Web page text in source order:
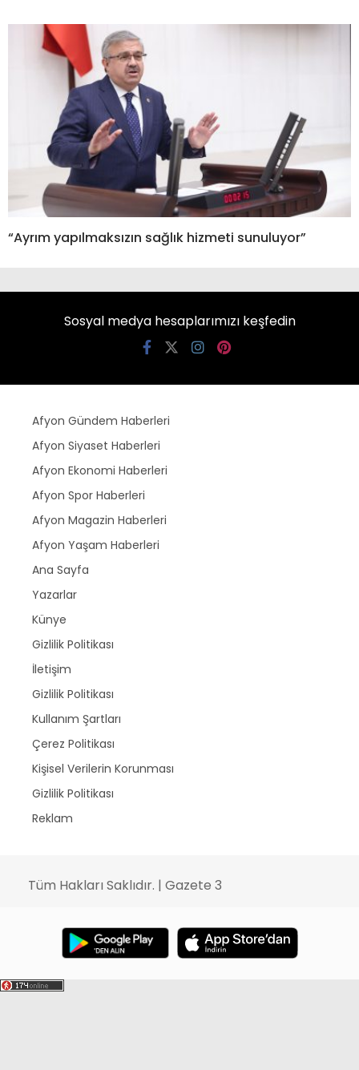
“Ayrım yapılmaksızın sağlık hizmeti sunuluyor”
Sosyal medya hesaplarımızı keşfedin
Afyon Gündem Haberleri
Afyon Siyaset Haberleri
Afyon Ekonomi Haberleri
Afyon Spor Haberleri
Afyon Magazin Haberleri
Afyon Yaşam Haberleri
Ana Sayfa
Yazarlar
Künye
Gizlilik Politikası
İletişim
Gizlilik Politikası
Kullanım Şartları
Çerez Politikası
Kişisel Verilerin Korunması
Gizlilik Politikası
Reklam
Tüm Hakları Saklıdır. | Gazete 3